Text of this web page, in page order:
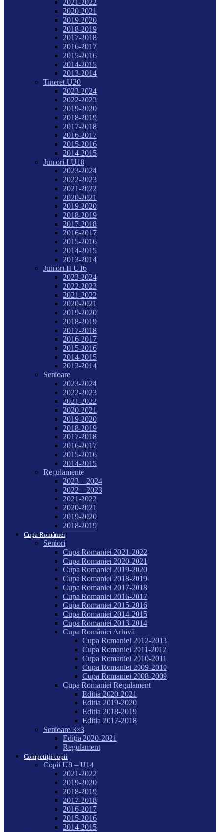
2021-2022
2020-2021
2019-2020
2018-2019
2017-2018
2016-2017
2015-2016
2014-2015
2013-2014
Tineret U20
2023-2024
2022-2023
2019-2020
2018-2019
2017-2018
2016-2017
2015-2016
2014-2015
Juniori I U18
2023-2024
2022-2023
2021-2022
2020-2021
2019-2020
2018-2019
2017-2018
2016-2017
2015-2016
2014-2015
2013-2014
Juniori II U16
2023-2024
2022-2023
2021-2022
2020-2021
2019-2020
2018-2019
2017-2018
2016-2017
2015-2016
2014-2015
2013-2014
Senioare
2023-2024
2022-2023
2021-2022
2020-2021
2019-2020
2018-2019
2017-2018
2016-2017
2015-2016
2014-2015
Regulamente
2023 – 2024
2022 – 2023
2021-2022
2020-2021
2019-2020
2018-2019
Cupa României
Seniori
Cupa Romaniei 2021-2022
Cupa Romaniei 2020-2021
Cupa Romaniei 2019-2020
Cupa Romaniei 2018-2019
Cupa Romaniei 2017-2018
Cupa Romaniei 2016-2017
Cupa Romaniei 2015-2016
Cupa Romaniei 2014-2015
Cupa Romaniei 2013-2014
Cupa României Arhivă
Cupa Romaniei 2012-2013
Cupa Romaniei 2011-2012
Cupa Romaniei 2010-2011
Cupa Romaniei 2009-2010
Cupa Romaniei 2008-2009
Cupa Romaniei Regulament
Editia 2020-2021
Editia 2019-2020
Editia 2018-2019
Editia 2017-2018
Senioare 3×3
Ediția 2020-2021
Regulament
Competiții copii
Copii U8 – U14
2021-2022
2019-2020
2018-2019
2017-2018
2016-2017
2015-2016
2014-2015